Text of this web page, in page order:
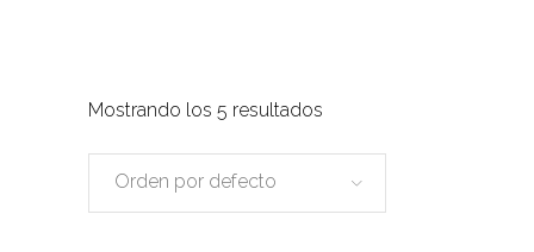
Mostrando los 5 resultados
Orden por defecto